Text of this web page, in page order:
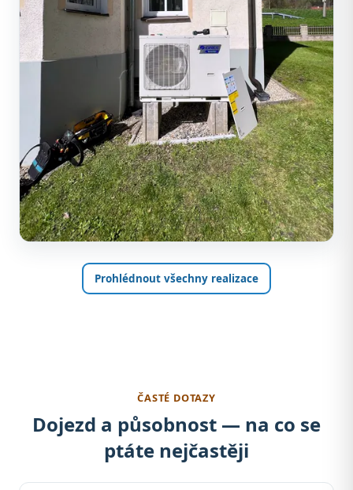
Prohlédnout všechny realizace
ČASTÉ DOTAZY
Dojezd a působnost — na co se
ptáte nejčastěji